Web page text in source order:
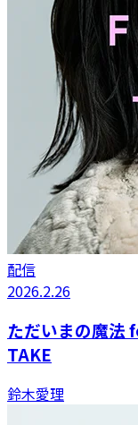
配信
2026.2.26
ただいまの魔法
TAKE
鈴木愛理